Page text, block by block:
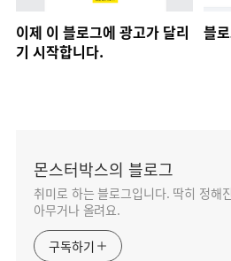
이제 이 블로그에 광고가 달리
기 시작합니다.
블
몬스터박스의 블로그
취미로 하는 블로그입니다. 딱히 정해
아무거나 올려요.
구독하기